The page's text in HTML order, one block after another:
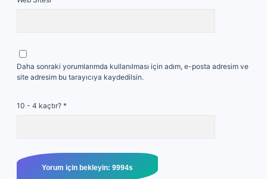
Daha sonraki yorumlarımda kullanılması için adım, e-posta adresim ve
site adresim bu tarayıcıya kaydedilsin.
10 - 4 kaçtır? *